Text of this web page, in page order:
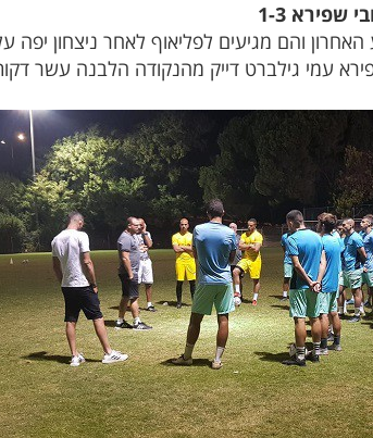
1-3
והם מגיעים לפליאוף לאחר ניצחון
עמי גילברט דייק מהנקודה הלבנה עשר